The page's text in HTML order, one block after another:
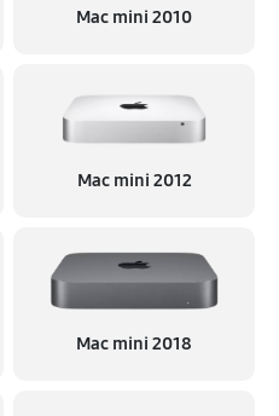
Mac mini 2010
Mac mini 2012
Mac mini 2018